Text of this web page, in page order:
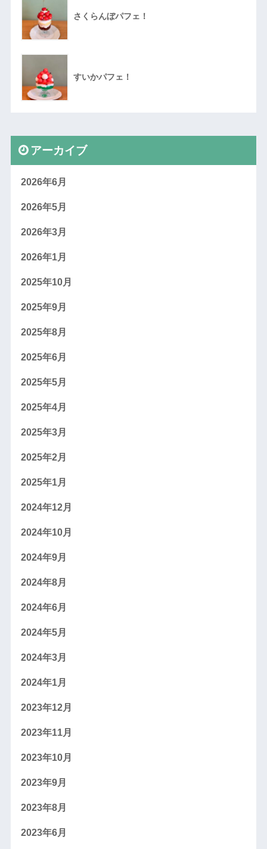
さくらんぼパフェ！
すいかパフェ！
アーカイブ
2026年6月
2026年5月
2026年3月
2026年1月
2025年10月
2025年9月
2025年8月
2025年6月
2025年5月
2025年4月
2025年3月
2025年2月
2025年1月
2024年12月
2024年10月
2024年9月
2024年8月
2024年6月
2024年5月
2024年3月
2024年1月
2023年12月
2023年11月
2023年10月
2023年9月
2023年8月
2023年6月